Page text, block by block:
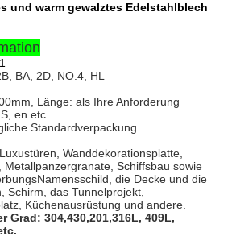
und warm gewalztes Edelstahlblech
BA, 2D, NO.4, HL
Länge: als Ihre Anforderung
en etc.
Standardverpackung.
Wanddekorationsplatte,
Schiffsbau sowie
die Decke und die
Schirm, das Tunnelprojekt,
Küchenausrüstung und andere.
Grad: 304,430,201,316L, 409L,